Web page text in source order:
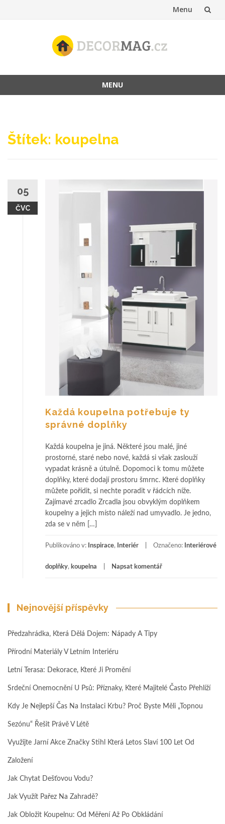
Menu
MENU
Štítek: koupelna
05
ČVC
Každá koupelna potřebuje ty
správné doplňky
Každá koupelna je jiná. Některé jsou malé, jiné
prostorné, staré nebo nové, každá si však zaslouží
vypadat krásně a útulně. Dopomoci k tomu můžete
doplňky, které dodají prostoru šmrnc. Které doplňky
můžete pořídit, si nechte poradit v řádcích níže.
Zajímavé zrcadlo Zrcadla jsou obvyklým doplňkem
koupelny a jejich místo náleží nad umyvadlo. Je jedno,
zda se v něm […]
Publikováno v: Inspirace, Interiér Označeno: Interiérové
doplňky, koupelna Napsat komentář
Nejnovější příspěvky
Předzahrádka, Která Dělá Dojem: Nápady A Tipy
Přírodní Materiály V Letním Interiéru
Letní Terasa: Dekorace, Které Ji Promění
Srdeční Onemocnění U Psů: Příznaky, Které Majitelé Často Přehlíží
Kdy Je Nejlepší Čas Na Instalaci Krbu? Proč Byste Měli „topnou
Sezónu“ Řešit Právě V Létě
Využijte Jarní Akce Značky Stihl Která Letos Slaví 100 Let Od
Založení
Jak Chytat Dešťovou Vodu?
Jak Využít Pařez Na Zahradě?
Jak Obložit Koupelnu: Od Měření Až Po Obkládání